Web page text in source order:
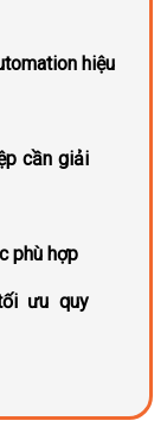
hiệu
cần giải
phù hợp
ưu quy